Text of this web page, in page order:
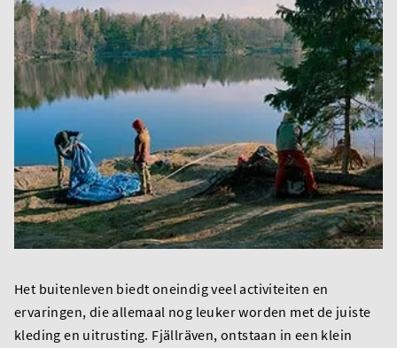
Het buitenleven biedt oneindig veel activiteiten en
ervaringen, die allemaal nog leuker worden met de juiste
kleding en uitrusting. Fjällräven, ontstaan in een klein